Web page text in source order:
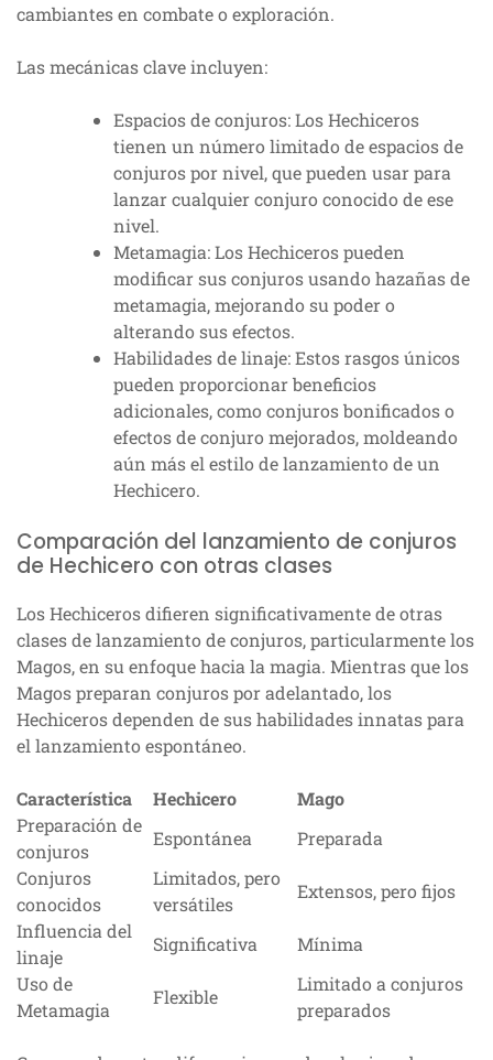
cambiantes en combate o exploración.
Las mecánicas clave incluyen:
Espacios de conjuros: Los Hechiceros
tienen un número limitado de espacios de
conjuros por nivel, que pueden usar para
lanzar cualquier conjuro conocido de ese
nivel.
Metamagia: Los Hechiceros pueden
modificar sus conjuros usando hazañas de
metamagia, mejorando su poder o
alterando sus efectos.
Habilidades de linaje: Estos rasgos únicos
pueden proporcionar beneficios
adicionales, como conjuros bonificados o
efectos de conjuro mejorados, moldeando
aún más el estilo de lanzamiento de un
Hechicero.
Comparación del lanzamiento de conjuros
de Hechicero con otras clases
Los Hechiceros difieren significativamente de otras
clases de lanzamiento de conjuros, particularmente los
Magos, en su enfoque hacia la magia. Mientras que los
Magos preparan conjuros por adelantado, los
Hechiceros dependen de sus habilidades innatas para
el lanzamiento espontáneo.
Característica Hechicero
Mago
Preparación de
conjuros
Espontánea
Preparada
Conjuros
conocidos
Limitados, pero
versátiles
Extensos, pero fijos
Influencia del
linaje
Significativa
Mínima
Uso de
Metamagia
Flexible
Limitado a conjuros
preparados